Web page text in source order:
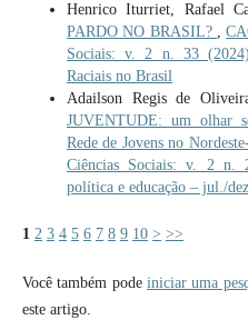
Henrico Iturriet, Rafael
PARDO NO BRASIL? ,
Sociais: v. 2 n. 33
Raciais no Brasil
Adailson Regis de
JUVENTUDE: um olhar
Rede de Jovens no
Ciências Sociais: v. 2 n.
política e educação – jul./
1 2 3 4 5 6 7 8 9 10 > >>
Você também pode iniciar uma
este artigo.